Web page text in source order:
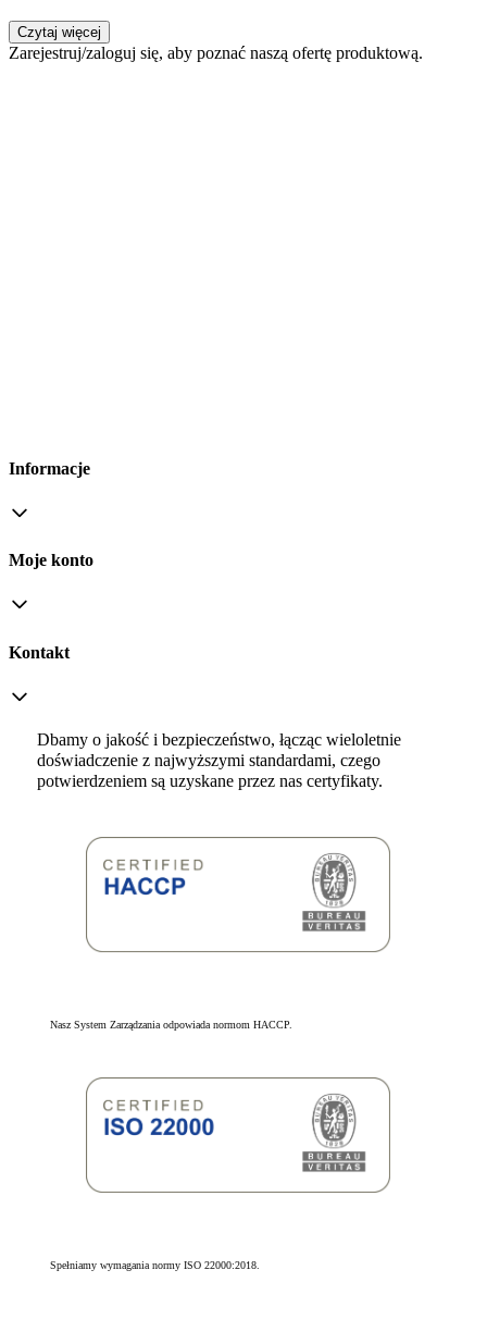
Czytaj więcej
Zarejestruj/zaloguj się, aby poznać naszą ofertę produktową.
Informacje
Moje konto
Kontakt
Dbamy o jakość i bezpieczeństwo, łącząc wieloletnie
doświadczenie z najwyższymi standardami, czego
potwierdzeniem są uzyskane przez nas certyfikaty.
Nasz System Zarządzania odpowiada normom HACCP.
Spełniamy wymagania normy ISO 22000:2018.